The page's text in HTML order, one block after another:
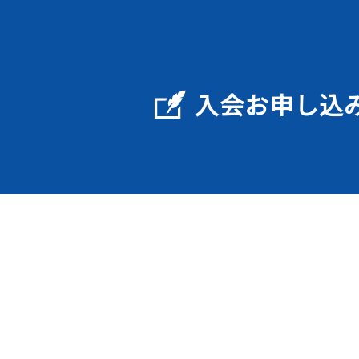
入会お申し込